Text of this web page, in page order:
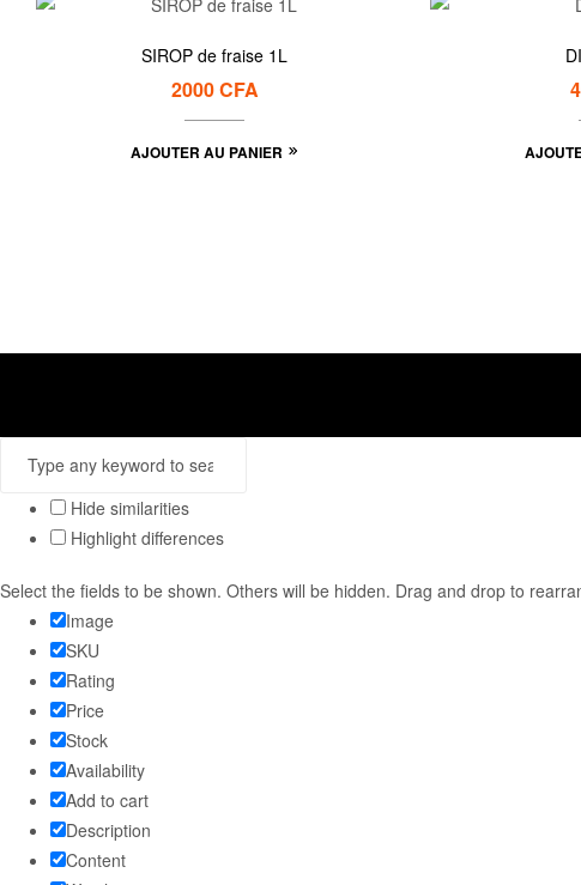
SIROP de fraise 1L
2000CFA
AJOUTER AU PANIER
Hide similarities
Highlight differences
Select the fields to be shown. Others will be hidden. Drag and drop to
Image
SKU
Rating
Price
Stock
Availability
Add to cart
Description
Content